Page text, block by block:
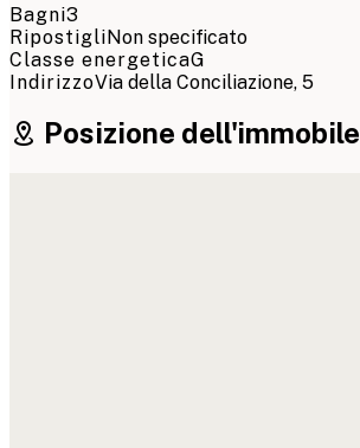
Bagni3
RipostigliNon specificato
Classe energeticaG
IndirizzoVia della Conciliazione, 5
Posizione dell'immobile